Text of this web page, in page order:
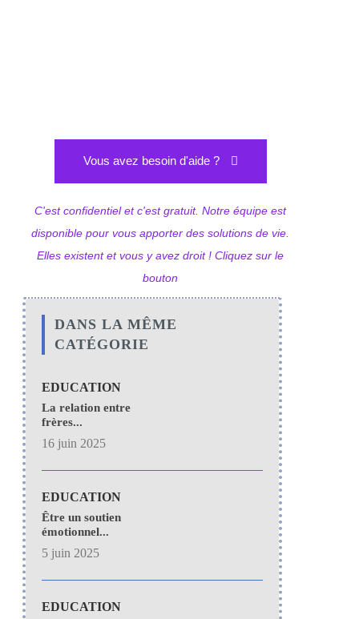
Vous avez besoin d'aide ?
C'est confidentiel et c'est gratuit. Notre équipe est
disponible pour vous apporter des solutions de vie.
Elles existent et vous y avez droit ! Cliquez sur le
bouton
DANS LA MÊME
CATÉGORIE
EDUCATION
La relation entre
frères...
16 juin 2025
EDUCATION
Être un soutien
émotionnel...
5 juin 2025
EDUCATION